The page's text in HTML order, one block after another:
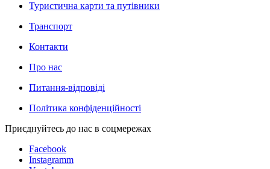
Туристична карти та путівники
Транспорт
Контакти
Про нас
Питання-відповіді
Політика конфіденційності
Приєднуйтесь до нас в соцмережах
Facebook
Instagramm